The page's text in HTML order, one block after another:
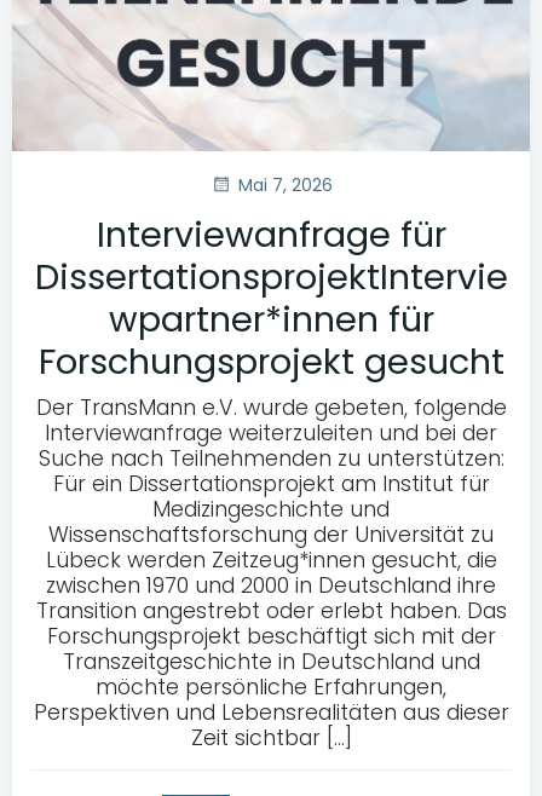
Mai 7, 2026
Interviewanfrage für
DissertationsprojektIntervie
wpartner*innen für
Forschungsprojekt gesucht
Der TransMann e.V. wurde gebeten, folgende
Interviewanfrage weiterzuleiten und bei der
Suche nach Teilnehmenden zu unterstützen:
Für ein Dissertationsprojekt am Institut für
Medizingeschichte und
Wissenschaftsforschung der Universität zu
Lübeck werden Zeitzeug*innen gesucht, die
zwischen 1970 und 2000 in Deutschland ihre
Transition angestrebt oder erlebt haben. Das
Forschungsprojekt beschäftigt sich mit der
Transzeitgeschichte in Deutschland und
möchte persönliche Erfahrungen,
Perspektiven und Lebensrealitäten aus dieser
Zeit sichtbar […]